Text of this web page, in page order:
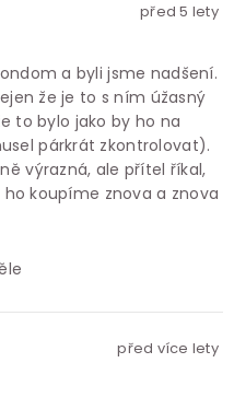
před 5 lety
a byli jsme nadšení.
že je to s ním úžasný
to bylo jako by ho na
párkrát zkontrolovat).
výrazná, ale přítel říkal,
koupíme znova a znova
před více lety